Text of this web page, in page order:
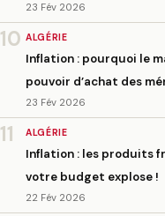
23 Fév 2026
10 ALGÉRIE
Inflation : pourquoi le
pouvoir d’achat des
23 Fév 2026
11 ALGÉRIE
Inflation : les produits
votre budget explose !
22 Fév 2026